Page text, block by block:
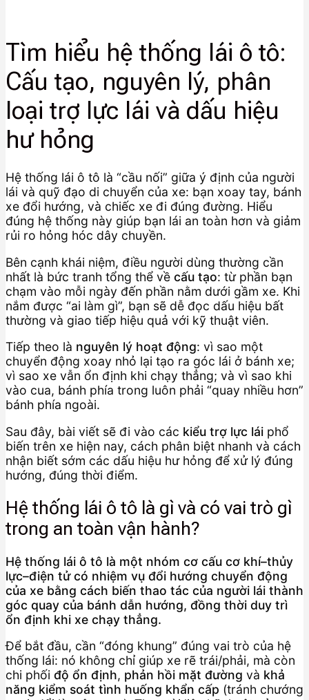
Tìm hiểu hệ thống lái ô tô:
Cấu tạo, nguyên lý, phân
loại trợ lực lái và dấu hiệu
hư hỏng
Hệ thống lái ô tô là “cầu nối” giữa ý định của người
lái và quỹ đạo di chuyển của xe: bạn xoay tay, bánh
xe đổi hướng, và chiếc xe đi đúng đường. Hiểu
đúng hệ thống này giúp bạn lái an toàn hơn và giảm
rủi ro hỏng hóc dây chuyền.
Bên cạnh khái niệm, điều người dùng thường cần
nhất là bức tranh tổng thể về cấu tạo: từ phần bạn
chạm vào mỗi ngày đến phần nằm dưới gầm xe. Khi
nắm được “ai làm gì”, bạn sẽ dễ đọc dấu hiệu bất
thường và giao tiếp hiệu quả với kỹ thuật viên.
Tiếp theo là nguyên lý hoạt động: vì sao một
chuyển động xoay nhỏ lại tạo ra góc lái ở bánh xe;
vì sao xe vẫn ổn định khi chạy thẳng; và vì sao khi
vào cua, bánh phía trong luôn phải “quay nhiều hơn”
bánh phía ngoài.
Sau đây, bài viết sẽ đi vào các kiểu trợ lực lái phổ
biến trên xe hiện nay, cách phân biệt nhanh và cách
nhận biết sớm các dấu hiệu hư hỏng để xử lý đúng
hướng, đúng thời điểm.
Hệ thống lái ô tô là gì và có vai trò gì
trong an toàn vận hành?
Hệ thống lái ô tô là một nhóm cơ cấu cơ khí–thủy
lực–điện tử có nhiệm vụ đổi hướng chuyển động
của xe bằng cách biến thao tác của người lái thành
góc quay của bánh dẫn hướng, đồng thời duy trì
ổn định khi xe chạy thẳng.
Để bắt đầu, cần “đóng khung” đúng vai trò của hệ
thống lái: nó không chỉ giúp xe rẽ trái/phải, mà còn
chi phối độ ổn định, phản hồi mặt đường và khả
năng kiểm soát tình huống khẩn cấp (tránh chướng